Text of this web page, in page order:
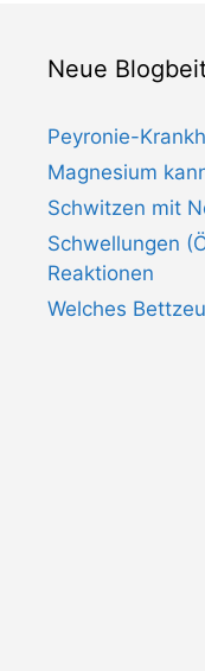
Neue
Peyronie-
Magnesium
Schwitzen mit
Schwellungen
Reaktionen
Welches